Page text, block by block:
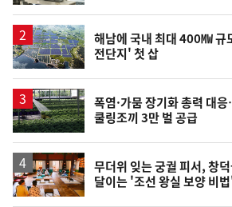
해남에 국내 최대 400㎿ 규
전단지' 첫 삽
폭염·가뭄 장기화 총력 대
쿨링조끼 3만 벌 공급
무더위 잊는 궁궐 피서, 창
달이는 '조선 왕실 보양 비